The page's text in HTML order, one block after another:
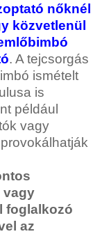
nőknél
közvetlenül
. A tejcsorgás
ismételt
is
például
vagy
vagy
foglalkozó
az